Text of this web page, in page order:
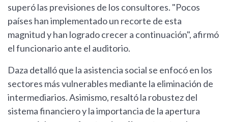
superó las previsiones de los consultores. "Pocos
países han implementado un recorte de esta
magnitud y han logrado crecer a continuación", afirmó
el funcionario ante el auditorio.
Daza detalló que la asistencia social se enfocó en los
sectores más vulnerables mediante la eliminación de
intermediarios. Asimismo, resaltó la robustez del
sistema financiero y la importancia de la apertura